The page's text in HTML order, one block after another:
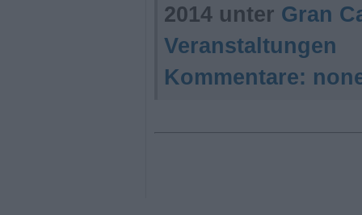
2014 unter Gran
Veranstaltungen
Kommentare: